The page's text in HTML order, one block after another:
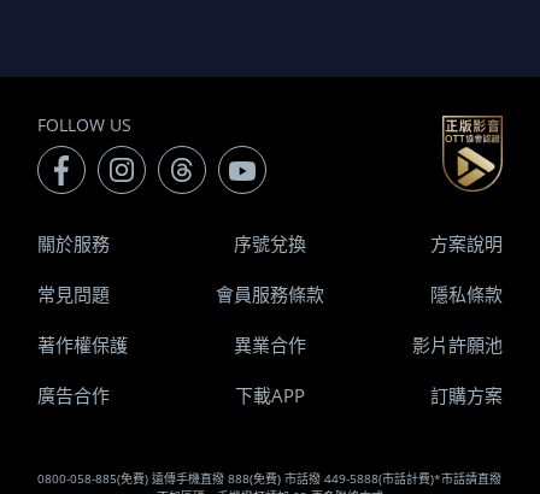
FOLLOW US
0800-058-885(免費) 遠傳手機直撥 888(免費) 市話撥 449-5888(市話計費)*市話請直撥
關於服務 序號兌換 方案說明
常見問題 會員服務條款 隱私條款
著作權保護 異業合作 影片許願池
廣告合作 下載APP 訂購方案